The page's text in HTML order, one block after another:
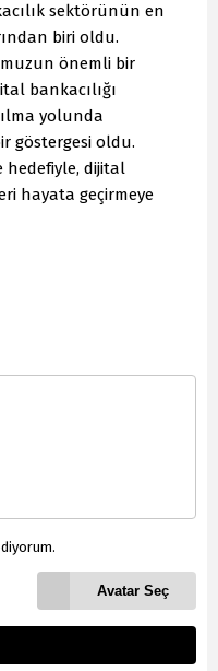
sektörünün en
biri oldu.
önemli bir
bankacılığı
yolunda
göstergesi oldu.
hedefiyle, dijital
hayata geçirmeye
Avatar Seç